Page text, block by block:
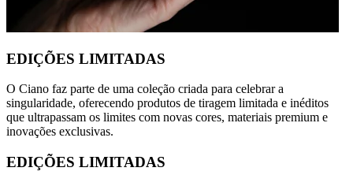
EDIÇÕES LIMITADAS
O Ciano faz parte de uma coleção criada para celebrar a
singularidade, oferecendo produtos de tiragem limitada e inéditos
que ultrapassam os limites com novas cores, materiais premium e
inovações exclusivas.
EDIÇÕES LIMITADAS